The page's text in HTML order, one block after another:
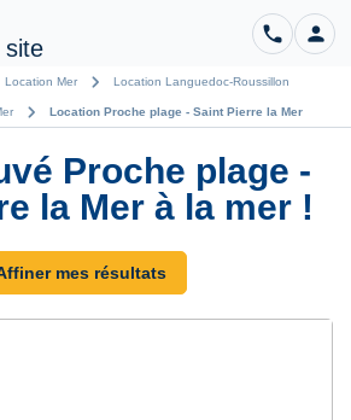
phone person
Location Mer chevron_right Location Languedoc-Roussillon
chevron_right Location Proche plage - Saint Pierre la Mer
Proche plage -
la Mer à la mer !
mes résultats